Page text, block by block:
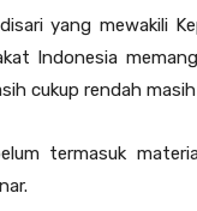
yang mewakili
Indonesia
cukup rendah
termasuk